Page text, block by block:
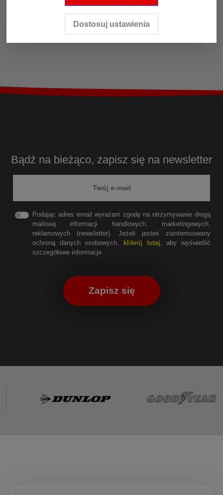
Dostosuj ustawienia
Bądź na bieżąco, zapisz się na newsletter
Podając adres email wyrażam zgodę na otrzymywanie drogą
mailową informacji handlowych, marketingowych,
reklamowych (newsletter). Jeżeli jesteś zainteresowany
ochroną danych osobowych,
kliknij tutaj, aby wyświetlić
szczegółowe informacje.
Zapisz się